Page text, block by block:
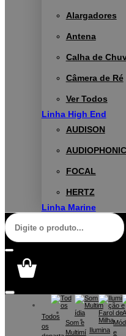
Alargadores
Antena
Calha de
Câmera de Ré
Ver Todos
Linha High End
AUDISON
AUDIOPHONIC
FOCAL
HERTZ
Linha Marine
Todos
os
Som e
Multimí Ilumina e